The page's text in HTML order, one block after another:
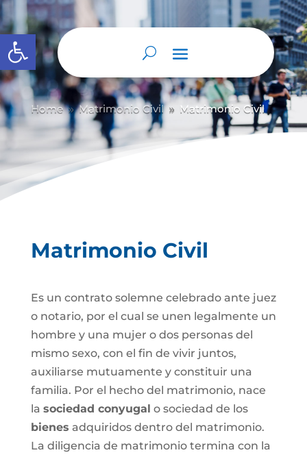
Abrir barra de herramientas
Home 9 Matrimonio Civil 9 Matrimonio Civil
Matrimonio Civil
Es un contrato solemne celebrado ante juez
o notario, por el cual se unen legalmente un
hombre y una mujer o dos personas del
mismo sexo, con el fin de vivir juntos,
auxiliarse mutuamente y constituir una
familia. Por el hecho del matrimonio, nace
la sociedad conyugal o sociedad de los
bienes adquiridos dentro del matrimonio.
La diligencia de matrimonio termina con la